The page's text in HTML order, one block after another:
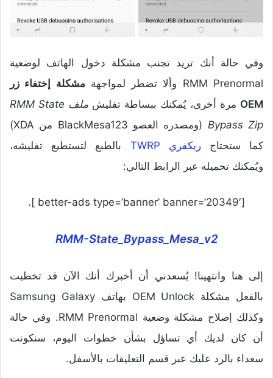
وفي حالة أنك تريد تجنب مشكلة دخول الهاتف لوضعية
RMM Prenormal وألا تضطر لمواجهة
مشكلة إختفاء زر
OEM مرة أخرى، يُمكنك ببساطة تفليش
ملف RMM State
Bypass Zip
(ومصدره العضو BlackMesa123 من XDA)
كما ستحتاجريكفري TWRP
بالطبع لتستطيع تفليشه،
ويُمكنك تحميله عبر الرابط التالي:
[better-ads type=’banner’ banner=’20349′ ].
RMM-State_Bypass_Mesa_v2
إلى هنا وانتهينا! يُسعدني أن أخبرك أنك الآن قد تخطيت
بالفعل مشكلة OEM Unlock بهاتف Samsung Galaxy
وكذلك إصلاح مشكلة وضعية RMM Prenormal. وفي حالة
أن كان لديك أي تساؤل بشأن خطوات اليوم، سنكونت
سعداء بالرد عليك عبر قسم التعليقات بالأسفل.